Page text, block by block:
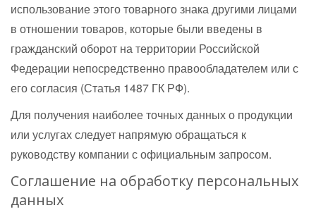
использование этого товарного знака другими лицами
в отношении товаров, которые были введены в
гражданский оборот на территории Российской
Федерации непосредственно правообладателем или с
его согласия (Статья 1487 ГК РФ).
Для получения наиболее точных данных о продукции
или услугах следует напрямую обращаться к
руководству компании с официальным запросом.
Соглашение на обработку персональных
данных